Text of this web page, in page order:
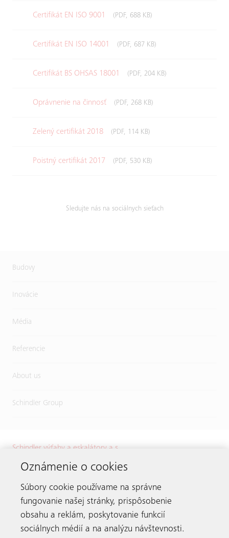
Certifikát EN ISO 9001 (PDF, 688 KB)
Certifikát EN ISO 14001 (PDF, 687 KB)
Certifikát BS OHSAS 18001 (PDF, 204 KB)
Oprávnenie na činnosť (PDF, 268 KB)
Zelený certifikát 2018 (PDF, 114 KB)
Poistný certifikát 2017 (PDF, 530 KB)
Sledujte nás na sociálnych sieťach
Budovy
Inovácie
Média
Referencie
About us
Schindler Group
Schindler výťahy a eskalátory a.s.
821 08 Bratislava
Tel.:+421 2 32 72 41 11
E-mail:info.sk@schindler.com
Oznámenie o cookies
Súbory cookie používame na správne
fungovanie našej stránky, prispôsobenie
obsahu a reklám, poskytovanie funkcií
sociálnych médií a na analýzu návštevnosti.